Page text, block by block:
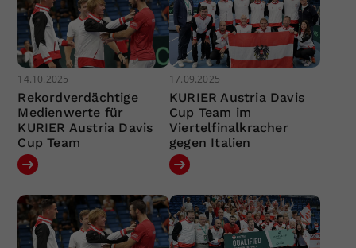
14.10.2025
Rekordverdächtige
Medienwerte für
KURIER Austria Davis
Cup Team
17.09.2025
KURIER Austria Davis
Cup Team im
Viertelfinalkracher
gegen Italien